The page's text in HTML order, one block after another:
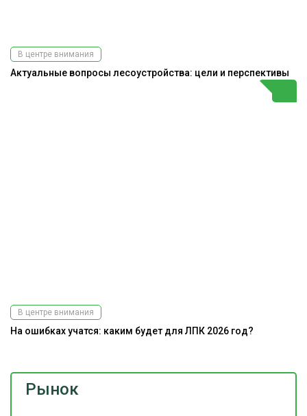
Рынок
В центре внимания
Актуальные вопросы лесоустройства: цели и перспективы
В центре внимания
На ошибках учатся: каким будет для ЛПК 2026 год?